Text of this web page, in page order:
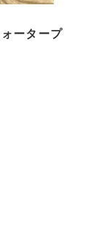
ータープ